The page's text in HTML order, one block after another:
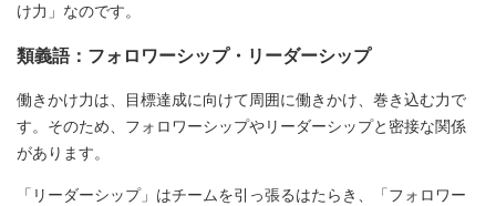
け力」なのです。
類義語：フォロワーシップ・リーダーシップ
働きかけ力は、目標達成に向けて周囲に働きかけ、巻き込む力で
す。そのため、フォロワーシップやリーダーシップと密接な関係
があります。
「リーダーシップ」はチームを引っ張るはたらき、「フォロワー